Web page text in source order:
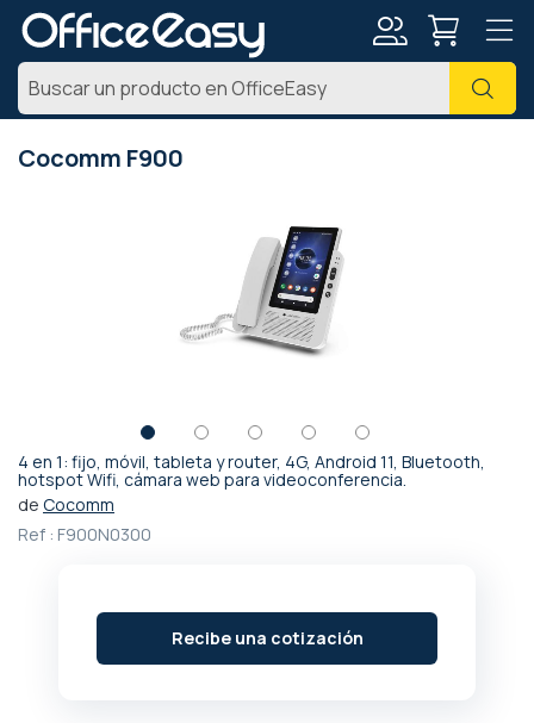
Cocomm F900
4 en 1: fijo, móvil, tableta y router, 4G, Android 11, Bluetooth,
hotspot Wifi, cámara web para videoconferencia.
de Cocomm
Ref : F900N0300
Recibe una cotización
Saltar
al
de